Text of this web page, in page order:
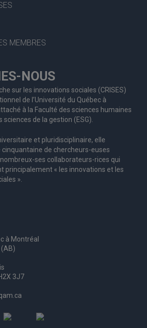
MEMBRES
NOUS
sur les innovations sociales (CRISES)
de l’Université du Québec à
à la Faculté des sciences humaines
sciences de la gestion (ESG).
et pluridisciplinaire, elle
cinquantaine de chercheurs-euses
-ses collaborateurs-rices qui
principalement « les innovations et les
».
à Montréal
3J7